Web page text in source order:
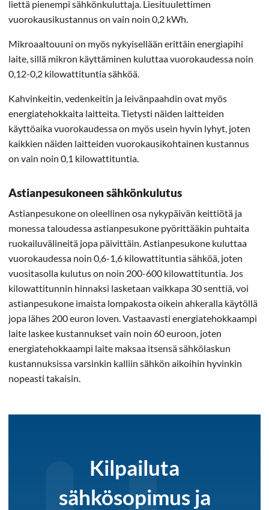
liettä pienempi sähkönkuluttaja. Liesituulettimen
vuorokausikustannus on vain noin 0,2 kWh.
Mikroaaltouuni on myös nykyisellään erittäin energiapihi
laite, sillä mikron käyttäminen kuluttaa vuorokaudessa noin
0,12-0,2 kilowattituntia sähköä.
Kahvinkeitin, vedenkeitin ja leivänpaahdin ovat myös
energiatehokkaita laitteita. Tietysti näiden laitteiden
käyttöaika vuorokaudessa on myös usein hyvin lyhyt, joten
kaikkien näiden laitteiden vuorokausikohtainen kustannus
on vain noin 0,1 kilowattituntia.
Astianpesukoneen sähkönkulutus
Astianpesukone on oleellinen osa nykypäivän keittiötä ja
monessa taloudessa astianpesukone pyörittääkin puhtaita
ruokailuvälineitä jopa päivittäin. Astianpesukone kuluttaa
vuorokaudessa noin 0,6-1,6 kilowattituntia sähköä, joten
vuositasolla kulutus on noin 200-600 kilowattituntia. Jos
kilowattitunnin hinnaksi lasketaan vaikkapa 30 senttiä, voi
astianpesukone imaista lompakosta oikein ahkeralla käytöllä
jopa lähes 200 euron loven. Vastaavasti energiatehokkaampi
laite laskee kustannukset vain noin 60 euroon, joten
energiatehokkaampi laite maksaa itsensä sähkölaskun
kustannuksissa varsinkin kalliin sähkön aikoihin hyvinkin
nopeasti takaisin.
Kilpailuta
sähkösopimus ja